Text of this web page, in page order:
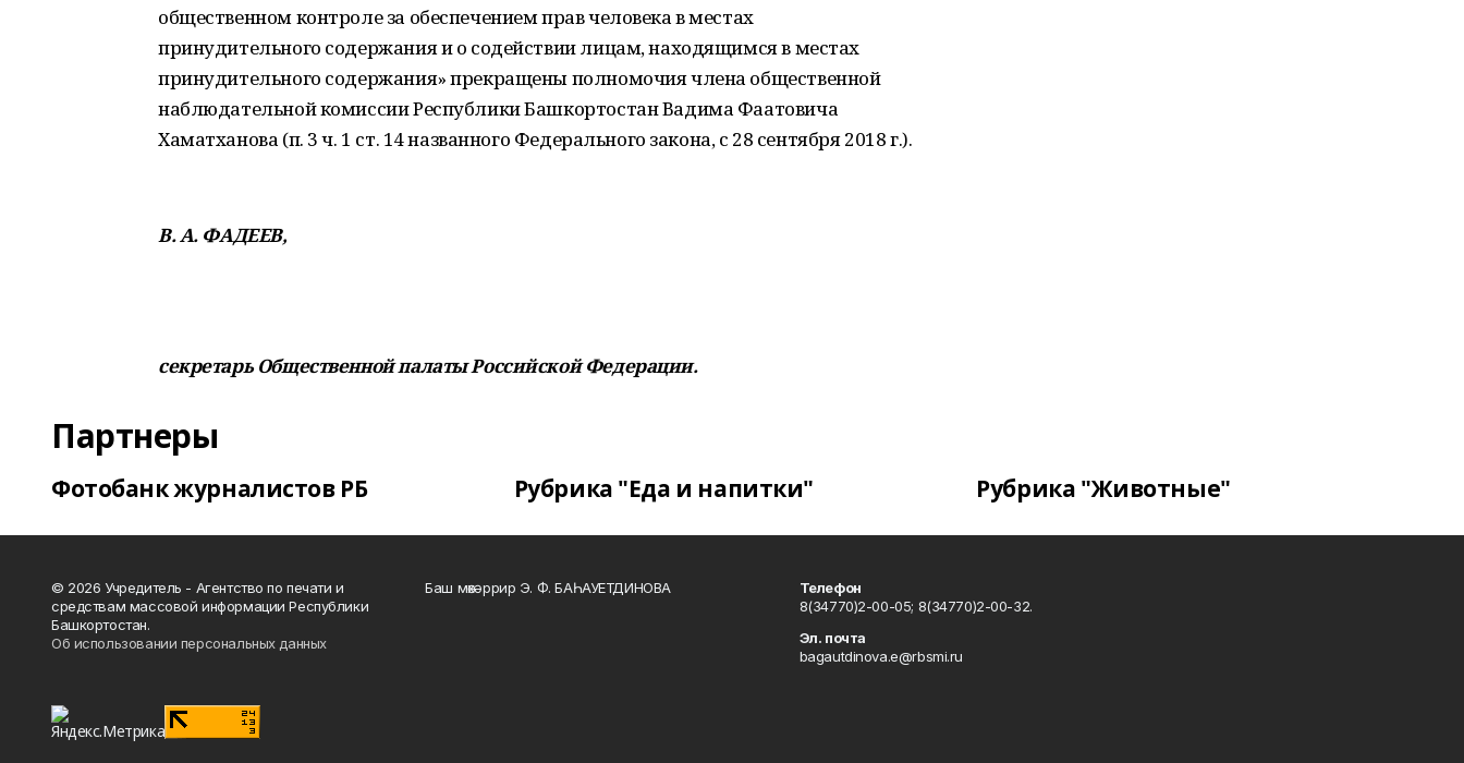
общественном контроле за обеспечением прав человека в местах
принудительного содержания и о содействии лицам, находящимся в местах
принудительного содержания» прекращены полномочия члена общественной
наблюдательной комиссии Республики Башкортостан Вадима Фаатовича
Хаматханова (п. 3 ч. 1 ст. 14 названного Федерального закона, с 28 сентября 2018 г.).
В. А. ФАДЕЕВ,
секретарь Общественной палаты Российской Федерации.
Партнеры
Фотобанк журналистов РБ Рубрика "Еда и напитки" Рубрика "Животные"
© 2026 Учредитель - Агентство по печати и
средствам массовой информации Республики
Башкортостан.
Об использовании персональных данных
Баш мөхәррир Э. Ф. БАҺАУЕТДИНОВА
Телефон
8(34770)2-00-05; 8(34770)2-00-32.
Эл. почта
bagautdinova.e@rbsmi.ru